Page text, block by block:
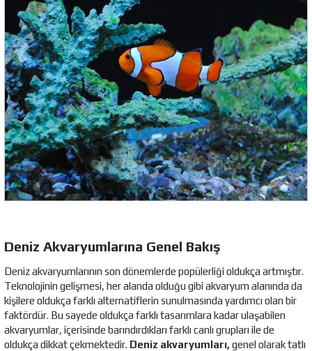
Deniz Akvaryumlarına Genel Bakış
Deniz akvaryumlarının son dönemlerde popülerliği oldukça artmıştır.
Teknolojinin gelişmesi, her alanda olduğu gibi akvaryum alanında da
kişilere oldukça farklı alternatiflerin sunulmasında yardımcı olan bir
faktördür. Bu sayede oldukça farklı tasarımlara kadar ulaşabilen
akvaryumlar, içerisinde barındırdıkları farklı canlı grupları ile de
oldukça dikkat çekmektedir. Deniz akvaryumları, genel olarak tatlı